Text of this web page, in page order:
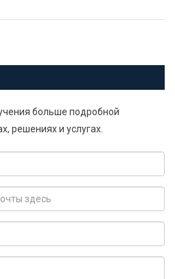
больше подробной
решениях и услугах.